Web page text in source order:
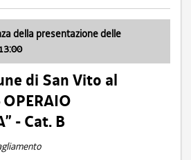
della presentazione delle
di San Vito al
- Cat. B